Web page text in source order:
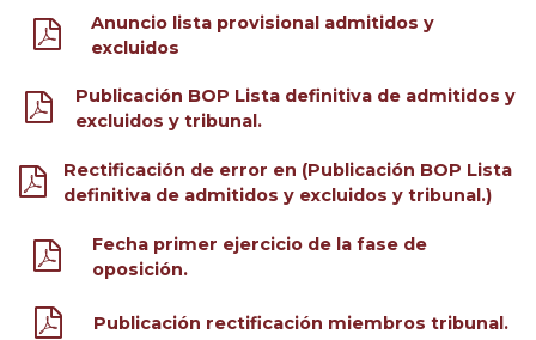
Anuncio lista provisional admitidos y
excluidos
Publicación BOP Lista definitiva de admitidos y
excluidos y tribunal.
Rectificación de error en (Publicación BOP Lista
definitiva de admitidos y excluidos y tribunal.)
Fecha primer ejercicio de la fase de
oposición.
Publicación rectificación miembros tribunal.